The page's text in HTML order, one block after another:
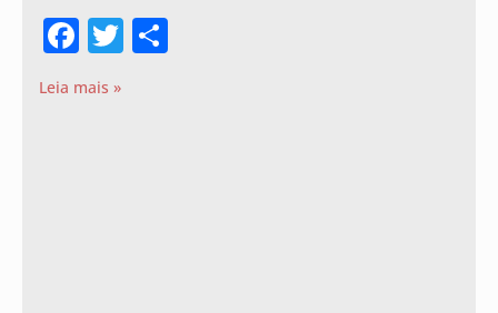
Facebook
Twitter
Leia mais »